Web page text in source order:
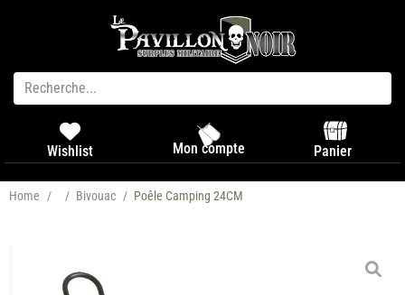
Wishlist Mon compte Panier
Home / / Bivouac / Poêle Camping 24CM